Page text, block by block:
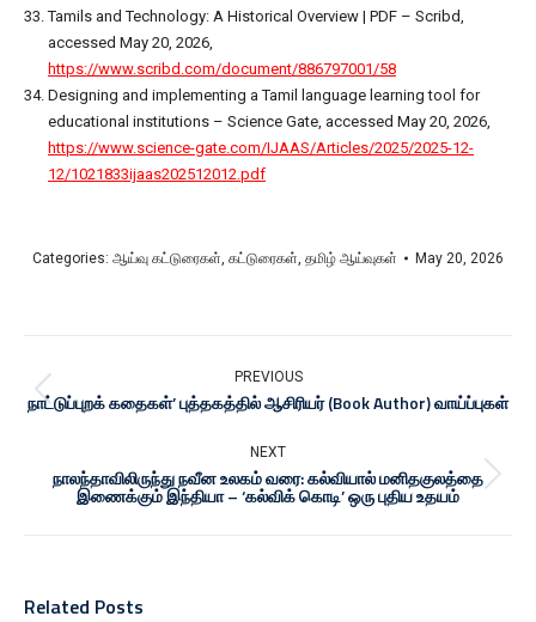
Tamils and Technology: A Historical Overview | PDF – Scribd,
accessed May 20, 2026,
https://www.scribd.com/document/886797001/58
Designing and implementing a Tamil language learning tool for
educational institutions – Science Gate, accessed May 20, 2026,
https://www.science-gate.com/IJAAS/Articles/2025/2025-12-
12/1021833ijaas202512012.pdf
Categories: ஆய்வு கட்டுரைகள், கட்டுரைகள், தமிழ் ஆய்வுகள் May 20, 2026
PREVIOUS
நாட்டுப்புறக் கதைகள்’ புத்தகத்தில் ஆசிரியர் (Book Author) வாய்ப்புகள்
NEXT
நாலந்தாவிலிருந்து நவீன உலகம் வரை: கல்வியால் மனிதகுலத்தை
இணைக்கும் இந்தியா – ‘கல்விக் கொடி’ ஒரு புதிய உதயம்
Related Posts